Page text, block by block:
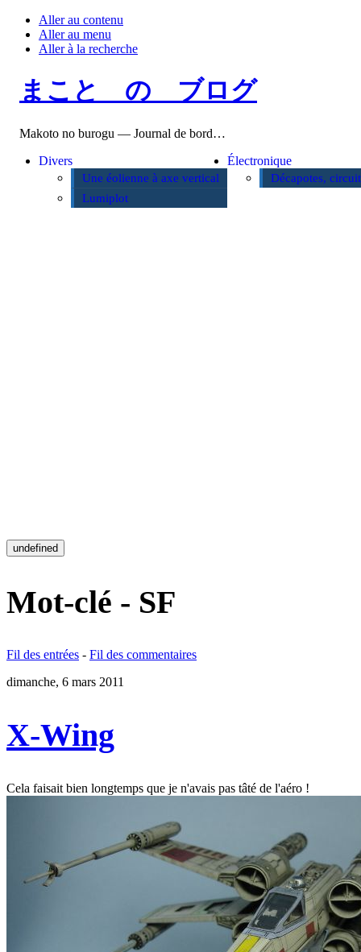
Aller au contenu
Aller au menu
Aller à la recherche
まこと の ブログ
Makoto no burogu — Journal de bord…
Divers
Une éolienne à axe vertical
Lumiplot
Électronique
Décapotes,
undefined
Mot-clé - SF
Fil des entrées - Fil des commentaires
dimanche, 6 mars 2011
X-Wing
Cela faisait bien longtemps que je n'avais pas tâté de l'aéro !